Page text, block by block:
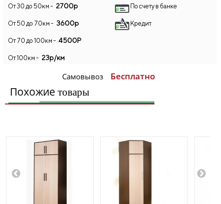
От 30 до 50км - 2700р
От 50 до 70км - 3600р
От 70 до 100км - 4500Р
От 100км - 23р/км
Самовывоз Бесплатно
По счету в банке
Кредит
Похожие товары